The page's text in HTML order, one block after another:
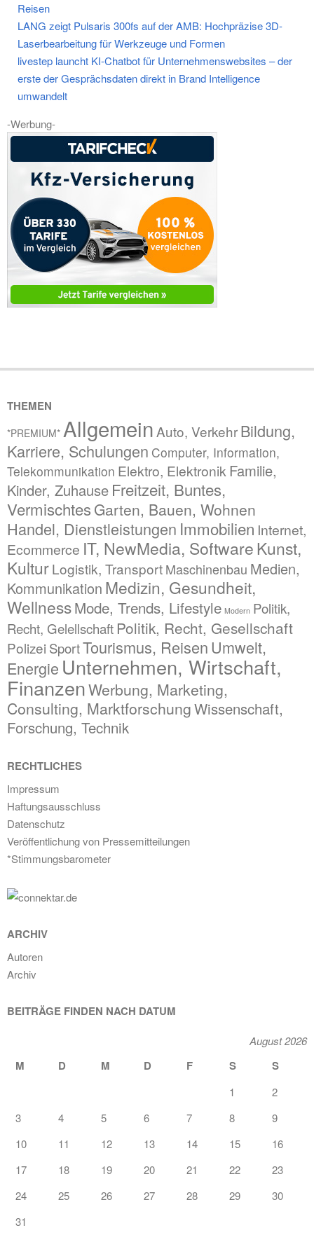
Reisen
LANG zeigt Pulsaris 300fs auf der AMB: Hochpräzise 3D-
Laserbearbeitung für Werkzeuge und Formen
livestep launcht KI-Chatbot für Unternehmenswebsites – der
erste der Gesprächsdaten direkt in Brand Intelligence
umwandelt
-Werbung-
THEMEN
*PREMIUM* Allgemein Auto, VerkehrBildung,
Karriere, Schulungen Computer, Information,
Telekommunikation Elektro, Elektronik Familie,
Kinder, Zuhause Freitzeit, Buntes,
Vermischtes Garten, Bauen, Wohnen
Handel, Dienstleistungen Immobilien Internet,
Ecommerce IT, NewMedia, SoftwareKunst,
KulturLogistik, TransportMaschinenbau Medien,
Kommunikation Medizin, Gesundheit,
WellnessMode, Trends, Lifestyle Modern Politik,
Recht, Gelellschaft Politik, Recht, Gesellschaft
Polizei SportTourismus, Reisen Umwelt,
Energie Unternehmen, Wirtschaft,
FinanzenWerbung, Marketing,
Consulting, MarktforschungWissenschaft,
Forschung, Technik
RECHTLICHES
Impressum
Haftungsausschluss
Datenschutz
Veröffentlichung von Pressemitteilungen
*Stimmungsbarometer
ARCHIV
Autoren
Archiv
BEITRÄGE FINDEN NACH DATUM
August 2026
M D M D F S S
1
2
3
4 5 6 7 8
9
10
11 12 13 14 15
16
17
18 19 20 21 22
23
24
25 26 27 28 29
30
31